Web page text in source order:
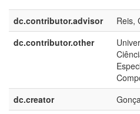
dc.contributor.advisor
Reis,
dc.contributor.other
dc.creator